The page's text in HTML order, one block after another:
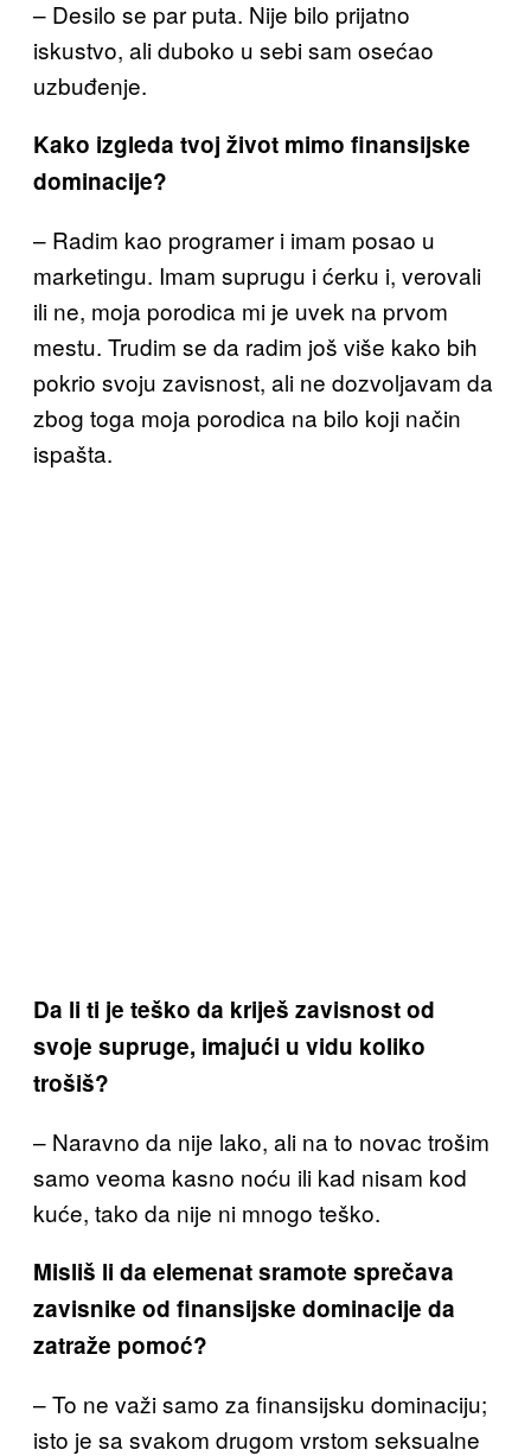
– Desilo se par puta. Nije bilo prijatno
iskustvo, ali duboko u sebisam osećao
uzbuđenje.
Kako izgleda tvoj život mimo finansijske
dominacije?
– Radim kao programer i imam posao u
marketingu. Imam suprugu i ćerku i, verovali
ili ne, moja porodica mi je uvek na prvom
mestu. Trudim se da radim još više kako bih
pokrio svoju zavisnost, ali ne dozvoljavam da
zbog toga moja porodica na bilo koji način
ispašta.
Da li ti je teško da kriješ zavisnost od
svoje supruge, imajući u vidu koliko
trošiš?
– Naravno da nije lako, ali na to novac trošim
samo veoma kasno noću ili kad nisam kod
kuće, tako da nije ni mnogo teško.
Misliš li da elemenat sramote sprečava
zavisnike od finansijske dominacije da
zatraže pomoć?
– To ne važi samo za finansijsku dominaciju;
isto je sa svakom drugom vrstom seksualne